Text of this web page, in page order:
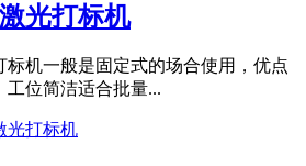
光打标机
标机一般是固定式的场合使用，优点
工位简洁适合批量...